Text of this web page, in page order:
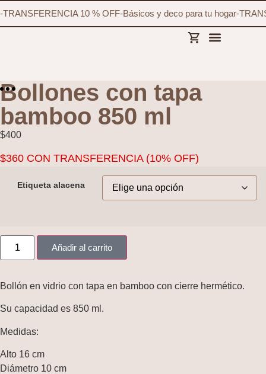
-TRANSFERENCIA 10 % OFF-Básicos y deco para tu hogar-
Bollones con tapa
bamboo 850 ml
$400
$360 CON TRANSFERENCIA (10% OFF)
Etiqueta alacena
Añadir al carrito
Bollón en vidrio con tapa en bamboo con cierre hermético.
Su capacidad es 850 ml.
Medidas:
Alto 16 cm
Diámetro 10 cm